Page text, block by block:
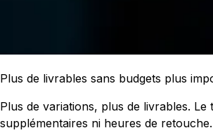
Plus de livrables sans budgets plus
Plus de variations, plus de livrables. Le
supplémentaires ni heures de retouche.